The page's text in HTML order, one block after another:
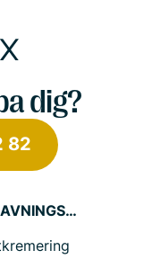
dig?
82
BEGRAVNINGSTJÄNSTER